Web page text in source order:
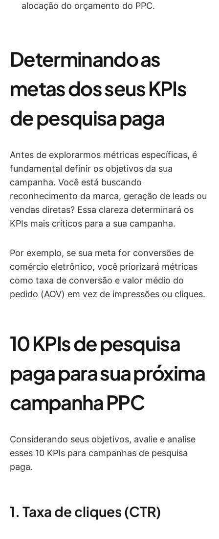
alocação do orçamento do PPC.
Determinando as
metas dos seus KPIs
de pesquisa paga
Antes de explorarmos métricas específicas, é
fundamental definir os objetivos da sua
campanha. Você está buscando
reconhecimento da marca, geração de leads ou
vendas diretas? Essa clareza determinará os
KPIs mais críticos para a sua campanha.
Por exemplo, se sua meta for conversões de
comércio eletrônico, você priorizará métricas
como taxa de conversão e valor médio do
pedido (AOV) em vez de impressões ou cliques.
10 KPIs de pesquisa
paga para sua próxima
campanha PPC
Considerando seus objetivos, avalie e analise
esses 10 KPIs para campanhas de pesquisa
paga.
1. Taxa de cliques (CTR)